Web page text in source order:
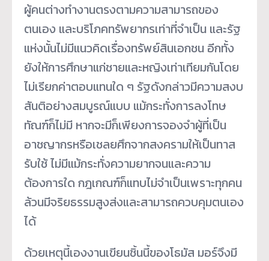
ผู้คนต่างทำงานตรงตามความสามารถของ
ตนเอง และบริโภคทรัพยากรเท่าที่จำเป็น และรัฐ
แห่งนั้นไม่มีแนวคิดเรื่องทรัพย์สินเอกชน อีกทั้ง
ยังให้การศึกษาแก่ชายและหญิงเท่าเทียมกันโดย
ไม่เรียกค่าตอบแทนใด ๆ รัฐดังกล่าวมีความสงบ
สันติอย่างสมบูรณ์แบบ แม้กระทั่งการลงโทษ
ทัณฑ์ก็ไม่มี หากจะมีก็เพียงการจองจำผู้ที่เป็น
อาชญากรหรือเชลยศึกจากสงครามให้เป็นทาส
รับใช้ ไม่มีแม้กระทั่งความยากจนและความ
ต้องการใด กฎเกณฑ์ก็แทบไม่จำเป็นเพราะทุกคน
ล้วนมีจริยธรรมสูงส่งและสามารถควบคุมตนเอง
ได้
ด้วยเหตุนี้เองงานเขียนชิ้นนี้ของโธมัส มอร์จึงมี